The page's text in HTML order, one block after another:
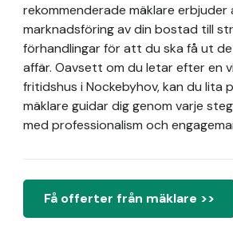
rekommenderade mäklare erbjuder
marknadsföring av din bostad till
förhandlingar för att du ska få ut
affär. Oavsett om du letar efter en
fritidshus i Nockebyhov, kan du lita
mäklare guidar dig genom varje
med professionalism och
Få offerter från mäklare >>